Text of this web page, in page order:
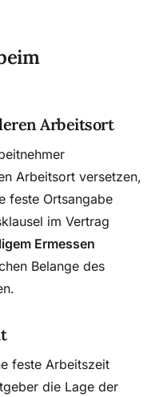
Arbeitsort
Arbeitsort versetzen,
feste Ortsangabe
im Vertrag
Ermessen
Belange des
feste Arbeitszeit
die Lage der